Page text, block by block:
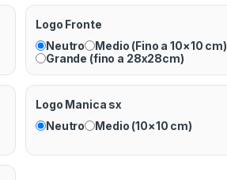
Logo Fronte
Neutro
Medio (Fino a 10×10 cm)
Grande (fino a 28x28cm)
Logo Manica sx
Neutro
Medio (10×10 cm)